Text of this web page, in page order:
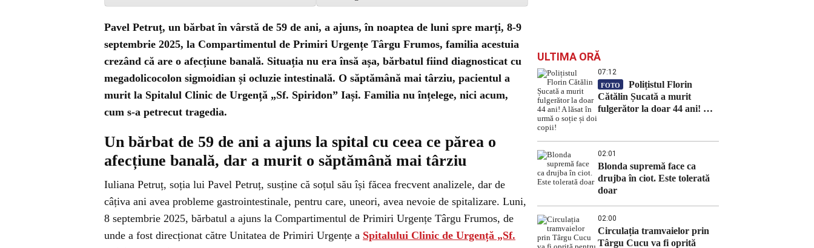
Pavel Petruț, un bărbat în vârstă de 59 de ani, a ajuns, în noaptea de luni spre marți, 8-9
septembrie 2025, la Compartimentul de Primiri Urgențe Târgu Frumos, familia acestuia
crezând că are o afecțiune banală. Situația nu era însă așa, bărbatul fiind diagnosticat cu
megadolicocolon sigmoidian și ocluzie intestinală. O săptămână mai târziu, pacientul a
murit la Spitalul Clinic de Urgență „Sf. Spiridon” Iași. Familia nu înțelege, nici acum,
cum s-a petrecut tragedia.
Un bărbat de 59 de ani a ajuns la spital cu ceea ce părea o
afecțiune banală, dar a murit o săptămână mai târziu
Iuliana Petruț, soția lui Pavel Petruț, susține că soțul său își făcea frecvent analizele, dar de
câțiva ani avea probleme gastrointestinale, pentru care, uneori, avea nevoie de spitalizare. Luni,
8 septembrie 2025, bărbatul a ajuns la Compartimentul de Primiri Urgențe Târgu Frumos, de
unde a fost direcționat către Unitatea de Primiri Urgențe a Spitalului Clinic de Urgență „Sf.
ULTIMA ORĂ
07:12
FOTO
Polițistul Florin
Cătălin Șucată a murit
fulgerător la doar 44 ani! A
02:01
Blonda supremă face ca
drujba în ciot. Este tolerată
doar
02:00
Circulația tramvaielor prin
Târgu Cucu va fi oprită